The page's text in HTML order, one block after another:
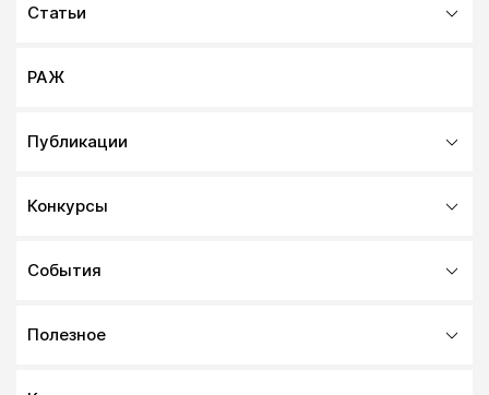
Статьи
РАЖ
Публикации
Конкурсы
События
Полезное